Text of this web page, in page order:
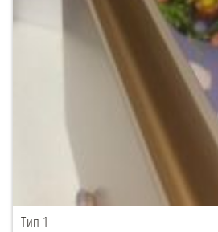
Тип 1